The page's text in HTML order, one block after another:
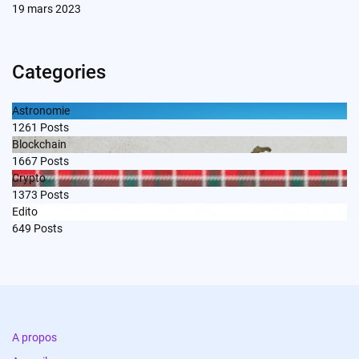
19 mars 2023
Categories
Astronomie
1261 Posts
Blockchain
1667 Posts
Crypto
1373 Posts
Edito
649 Posts
A propos